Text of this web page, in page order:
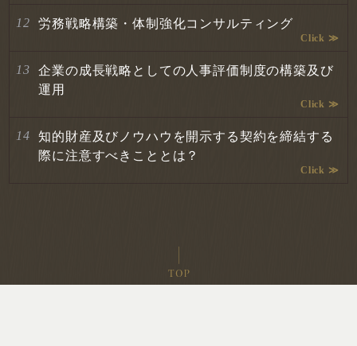
労務戦略構築・体制強化コンサルティング
企業の成長戦略としての人事評価制度の構築及び
運用
知的財産及びノウハウを開示する契約を締結する
際に注意すべきこととは？